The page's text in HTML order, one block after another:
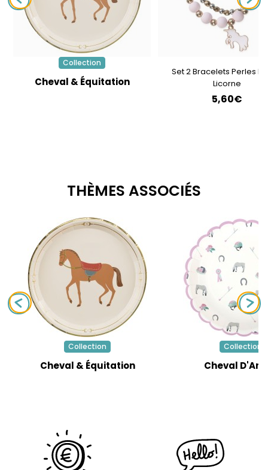
Collection
Cheval & Équitation
Set 2 Bracelets Perles
Licorne
5,60€
THÈMES ASSOCIÉS
Collection
Cheval & Équitation
Collection
Cheval